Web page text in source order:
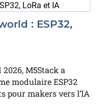
: ESP32,
M5Stack a
modulaire ESP32
pour makers vers l’IA